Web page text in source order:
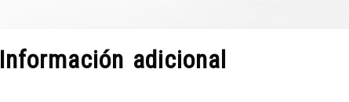
Información adicional